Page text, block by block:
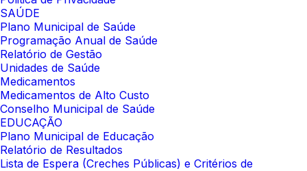
SAÚDE
Plano Municipal de Saúde
Programação Anual de Saúde
Relatório de Gestão
Unidades de Saúde
Medicamentos
Medicamentos de Alto Custo
Conselho Municipal de Saúde
EDUCAÇÃO
Plano Municipal de Educação
Relatório de Resultados
Lista de Espera (Creches Públicas) e Critérios de